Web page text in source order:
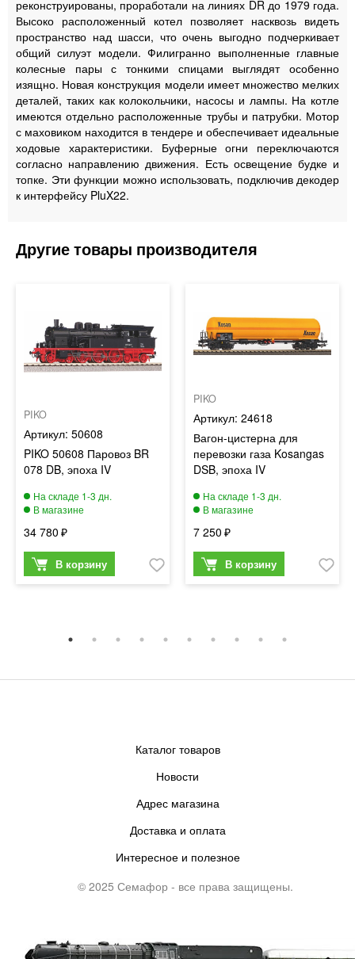
реконструированы, проработали на линиях DR до 1979 года.
Высоко расположенный котел позволяет насквозь видеть
пространство над шасси, что очень выгодно подчеркивает
общий силуэт модели. Филигранно выполненные главные
колесные пары с тонкими спицами выглядят особенно
изящно. Новая конструкция модели имеет множество мелких
деталей, таких как колокольчики, насосы и лампы. На котле
имеются отдельно расположенные трубы и патрубки. Мотор
с маховиком находится в тендере и обеспечивает идеальные
ходовые характеристики. Буферные огни переключаются
согласно направлению движения. Есть освещение будке и
топке. Эти функции можно использовать, подключив декодер
к интерфейсу PluX22.
PIKO
50608
PIKO 50608 Паровоз BR
078 DB, эпоха IV
34 780
PIKO
24618
Вагон-цистерна для
перевозки газа Kosangas
DSB, эпоха IV
7 250
Каталог товаров
Новости
Адрес магазина
Доставка и оплата
Интересное и полезное
© 2025 Семафор - все права защищены.